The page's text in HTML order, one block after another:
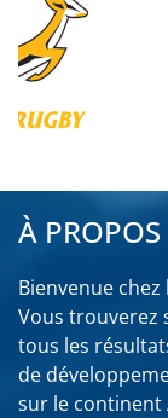
À PROPOS
Bienvenue
Vous trouverez
tous les
de
sur le continent